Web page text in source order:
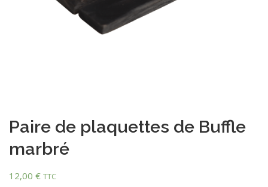
Paire de plaquettes de Buffle
marbré
12,00 € TTC